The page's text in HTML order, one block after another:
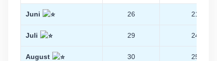
Juni 26 21
Juli 29 24
August 30 25